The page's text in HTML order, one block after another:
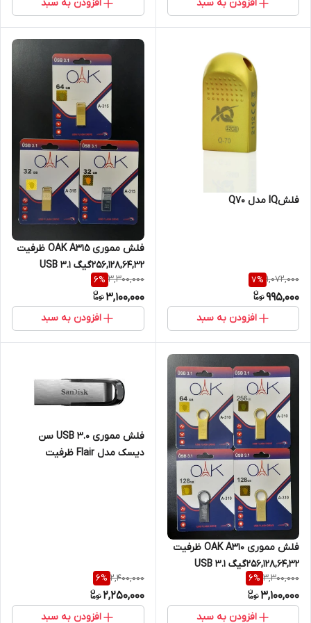
افزودن به سبد افزودن به سبد
فلشIQ مدل Q70
1,072,000
7%
995,000
افزودن به سبد
فلش مموری OAK A315 ظرفیت
256,128,64,32گیگ USB 3.1
3,300,000
6%
3,100,000
افزودن به سبد
فلش مموری OAK A310 ظرفیت
256,128,64,32گیگ USB 3.1
3,300,000
6%
3,100,000
افزودن به سبد
فلش مموری USB 3.0 سن
دیسک مدل Flair ظرفیت
2,400,000
6%
2,250,000
افزودن به سبد